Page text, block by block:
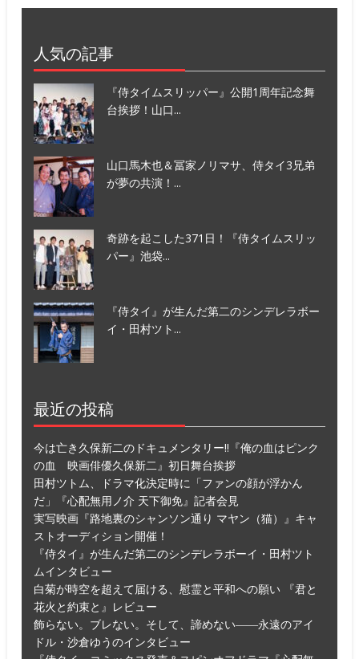
人気の記事
『侍タイムスリッパー』公開1周年記念舞
台挨拶！山口...
山口馬木也＆冨家ノリマサ、侍タイ3兄弟
が夢の共演！...
奇跡を起こした371日！『侍タイムスリッ
パー』池袋...
『侍タイ』が生んだ第二のシンデレラボー
イ・田村ツト...
最近の投稿
今は亡き久保新二のドキュメンタリー!!『俺の血はピンク
の血 映画俳優久保新二』初日舞台挨拶
田村ツトム、ドラマ化決定時に「ファンの顔が浮かん
だ」『心配無用ノ介 天下御免』記者会見
実写映画『路地裏のシャンソン通り マヤン（猫）』キャ
ストオーディション開催！
『侍タイ』が生んだ第二のシンデレラボーイ・田村ツト
ムインタビュー
白菊が時空を超えて届ける、慰霊と平和への願い 『君と
花火と約束と』レビュー
飾らない。ブレない。そして、諦めない――永遠のアイ
ドル・沙倉ゆうのインタビュー